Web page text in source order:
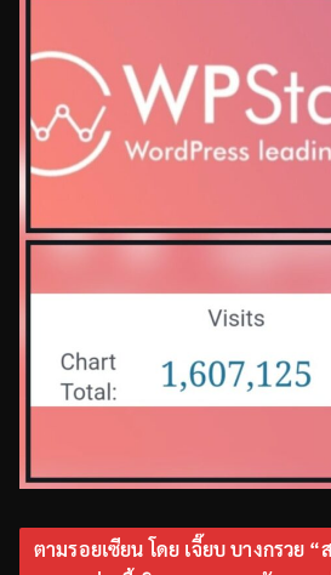
ตามรอยเซียน โดย เจี๊ยบ บางกรวย